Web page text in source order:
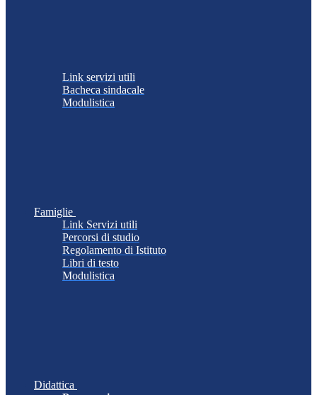
Link servizi utili
Bacheca sindacale
Modulistica
Famiglie
Link Servizi utili
Percorsi di studio
Regolamento di Istituto
Libri di testo
Modulistica
Didattica